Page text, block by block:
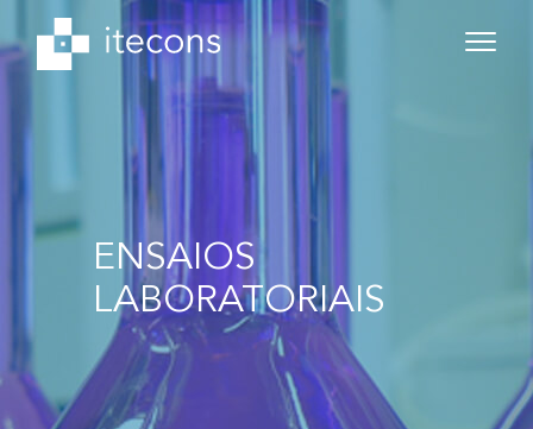
ENSAIOS
LABORATORIAIS